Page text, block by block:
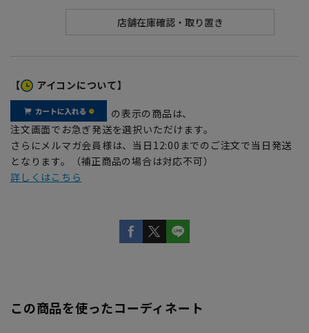
【 アイコンについて】
の表示の商品は、
注文画面でお急ぎ発送を選択いただけます。
さらにメルマガ会員様は、当日12:00までのご注文で当日発送
となります。（補正商品の場合は対応不可）
詳しくはこちら
この商品を使ったコーディネート